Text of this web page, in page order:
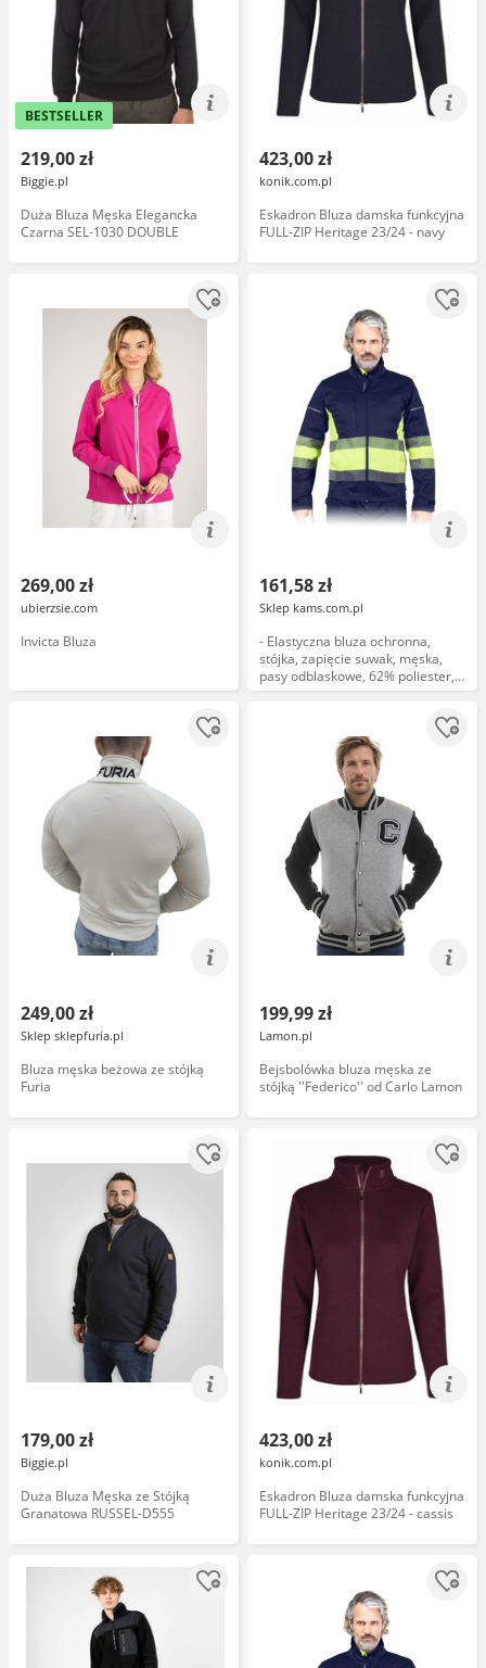
BESTSELLER
219,00 zł
Biggie.pl
Duża Bluza Męska Elegancka
Czarna SEL-1030 DOUBLE
423,00 zł
konik.com.pl
Eskadron Bluza damska funkcyjna
FULL-ZIP Heritage 23/24 - navy
269,00 zł
ubierzsie.com
Invicta Bluza
161,58 zł
Sklep kams.com.pl
- Elastyczna bluza ochronna,
stójka, zapięcie suwak, męska,
pasy odblaskowe, 62% poliester,
34% bawełna, 4% elastan
249,00 zł
Sklep sklepfuria.pl
Bluza męska beżowa ze stójką
Furia
199,99 zł
Lamon.pl
Bejsbolówka bluza męska ze
stójką ''Federico'' od Carlo Lamon
179,00 zł
Biggie.pl
Duża Bluza Męska ze Stójką
Granatowa RUSSEL-D555
423,00 zł
konik.com.pl
Eskadron Bluza damska funkcyjna
FULL-ZIP Heritage 23/24 - cassis